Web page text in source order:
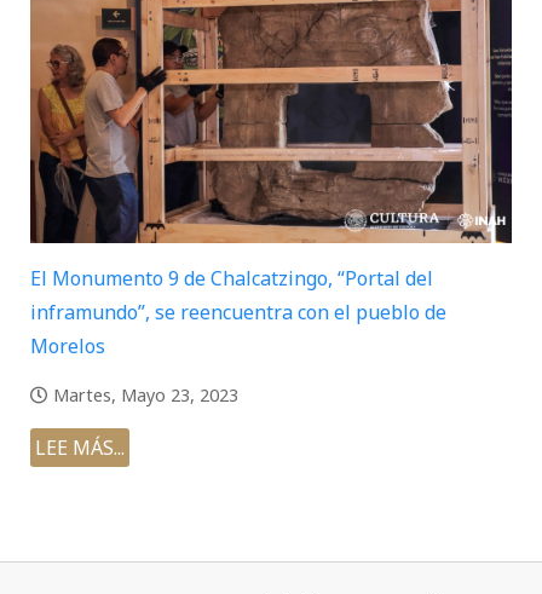
El Monumento 9 de Chalcatzingo, “Portal del
inframundo”, se reencuentra con el pueblo de
Morelos
Martes, Mayo 23, 2023
LEE MÁS...